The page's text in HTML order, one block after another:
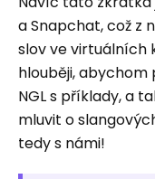
a Snapchat, což z
slov ve virtuálních
hlouběji, abychom
NGL s příklady, a
mluvit o
tedy s námi!